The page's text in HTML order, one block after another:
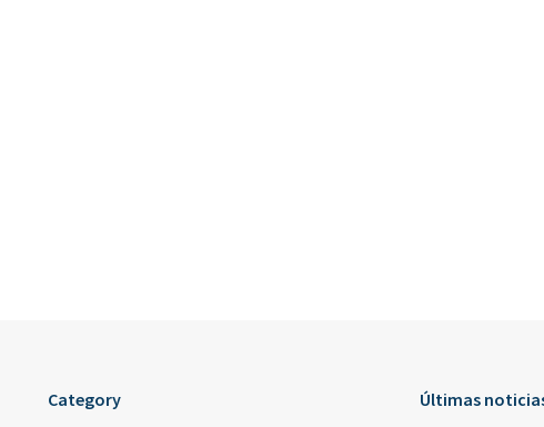
Category Últimas